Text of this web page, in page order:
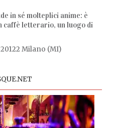
in sé molteplici anime: è
caffè letterario, un luogo di
Milano (MI)